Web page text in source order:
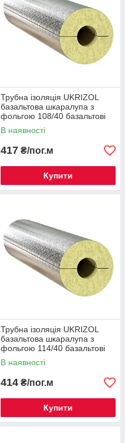
Трубна ізоляція UKRIZOL
базальтова шкаралупа з
фольгою 108/40 базальтові
циліндри
В наявності
417 ₴/пог.м
Купити
Трубна ізоляція UKRIZOL
базальтова шкаралупа з
фольгою 114/40 базальтові
циліндри
В наявності
414 ₴/пог.м
Купити